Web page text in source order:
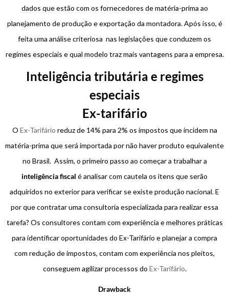
dados que estão com os fornecedores de matéria-prima ao
planejamento de produção e exportação da montadora. Após isso, é
feita uma análise criteriosa nas legislações que conduzem os
regimes especiais e qual modelo traz mais vantagens para a empresa.
Inteligência tributária e regimes
especiais
Ex-tarifário
O Ex-Tarifário reduz de 14% para 2% os impostos que incidem na
matéria-prima que será importada por não haver produto equivalente
no Brasil. Assim, o primeiro passo ao começar a trabalhar a
inteligência fiscal é analisar com cautela os itens que serão
adquiridos no exterior para verificar se existe produção nacional. E
por que contratar uma consultoria especializada para realizar essa
tarefa? Os consultores contam com experiência e melhores práticas
para identificar oportunidades do Ex-Tarifário e planejar a compra
com redução de impostos, contam com experiência nos pleitos,
conseguem agilizar processos do Ex-Tarifário.
Drawback